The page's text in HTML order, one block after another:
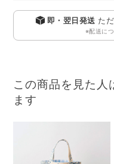
即・翌日発送 た
※配送に
この商品を見た
ます